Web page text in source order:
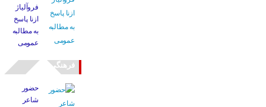
فروآلیاژ
ازنا پاسخ
به مطالبه
عمومی
فرهنگی
حضور
شاعر